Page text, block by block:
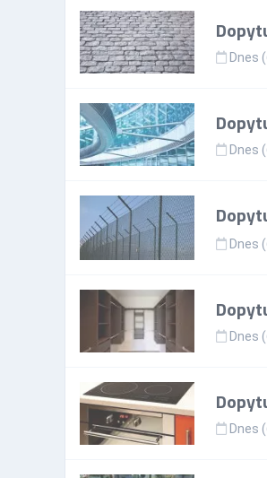
Dnes
Dnes
Dnes
Dnes
Dnes